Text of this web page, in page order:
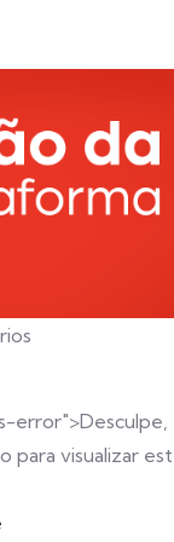
error">Desculpe,
para visualizar